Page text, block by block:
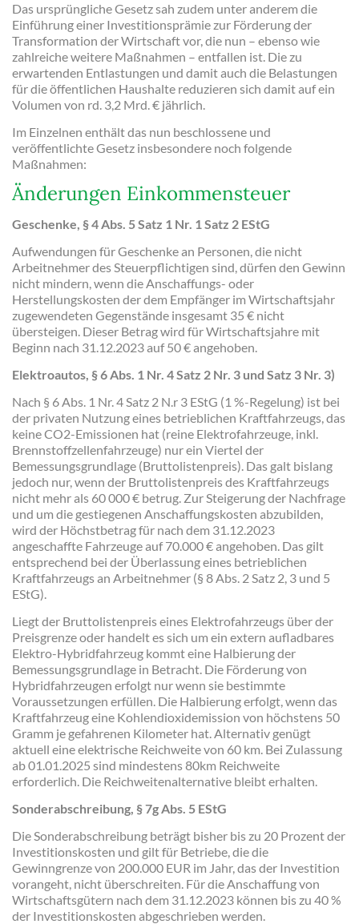
Das ursprüngliche Gesetz sah zudem unter anderem die
Einführung einer Investitionsprämie zur Förderung der
Transformation der Wirtschaft vor, die nun – ebenso wie
zahlreiche weitere Maßnahmen – entfallen ist. Die zu
erwartenden Entlastungen und damit auch die Belastungen
für die öffentlichen Haushalte reduzieren sich damit auf ein
Volumen von rd. 3,2 Mrd. € jährlich.
Im Einzelnen enthält das nun beschlossene und
veröffentlichte Gesetz insbesondere noch folgende
Maßnahmen:
Änderungen Einkommensteuer
Geschenke, § 4 Abs. 5 Satz 1 Nr. 1 Satz 2 EStG
Aufwendungen für Geschenke an Personen, die nicht
Arbeitnehmer des Steuerpflichtigen sind, dürfen den Gewinn
nicht mindern, wenn die Anschaffungs- oder
Herstellungskosten der dem Empfänger im Wirtschaftsjahr
zugewendeten Gegenstände insgesamt 35 € nicht
übersteigen. Dieser Betrag wird für Wirtschaftsjahre mit
Beginn nach 31.12.2023 auf 50 € angehoben.
Elektroautos, § 6 Abs. 1 Nr. 4 Satz 2 Nr. 3 und Satz 3 Nr. 3)
Nach § 6 Abs. 1 Nr. 4 Satz 2 N.r 3 EStG (1 %-Regelung) ist bei
der privaten Nutzung eines betrieblichen Kraftfahrzeugs, das
keine CO2-Emissionen hat (reine Elektrofahrzeuge, inkl.
Brennstoffzellenfahrzeuge) nur ein Viertel der
Bemessungsgrundlage (Bruttolistenpreis). Das galt bislang
jedoch nur, wenn der Bruttolistenpreis des Kraftfahrzeugs
nicht mehr als 60 000 € betrug. Zur Steigerung der Nachfrage
und um die gestiegenen Anschaffungskosten abzubilden,
wird der Höchstbetrag für nach dem 31.12.2023
angeschaffte Fahrzeuge auf 70.000 € angehoben. Das gilt
entsprechend bei der Überlassung eines betrieblichen
Kraftfahrzeugs an Arbeitnehmer (§ 8 Abs. 2 Satz 2, 3 und 5
EStG).
Liegt der Bruttolistenpreis eines Elektrofahrzeugs über der
Preisgrenze oder handelt es sich um ein extern aufladbares
Elektro-Hybridfahrzeug kommt eine Halbierung der
Bemessungsgrundlage in Betracht. Die Förderung von
Hybridfahrzeugen erfolgt nur wenn sie bestimmte
Voraussetzungen erfüllen. Die Halbierung erfolgt, wenn das
Kraftfahrzeug eine Kohlendioxidemission von höchstens 50
Gramm je gefahrenen Kilometer hat. Alternativ genügt
aktuell eine elektrische Reichweite von 60 km. Bei Zulassung
ab 01.01.2025 sind mindestens 80km Reichweite
erforderlich. Die Reichweitenalternative bleibt erhalten.
Sonderabschreibung, § 7g Abs. 5 EStG
Die Sonderabschreibung beträgt bisher bis zu 20 Prozent der
Investitionskosten und gilt für Betriebe, die die
Gewinngrenze von 200.000 EUR im Jahr, das der Investition
vorangeht, nicht überschreiten. Für die Anschaffung von
Wirtschaftsgütern nach dem 31.12.2023 können bis zu 40 %
der Investitionskosten abgeschrieben werden.